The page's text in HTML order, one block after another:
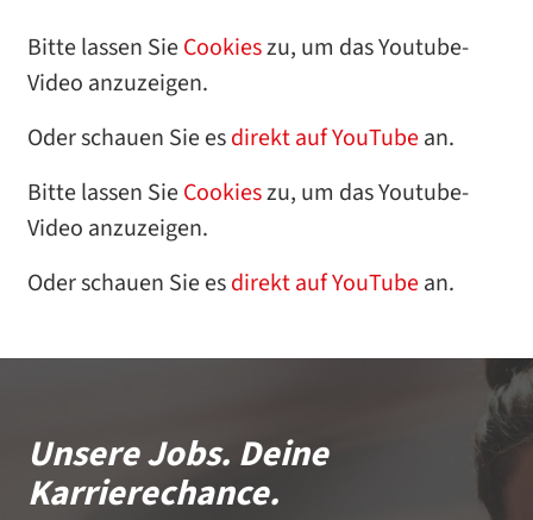
Bitte lassen SieCookieszu, um das Youtube-
Video anzuzeigen.
Oder schauen Sie esdirekt auf YouTubean.
Bitte lassen SieCookieszu, um das Youtube-
Video anzuzeigen.
Oder schauen Sie esdirekt auf YouTubean.
Unsere Jobs. Deine
Karrierechance.